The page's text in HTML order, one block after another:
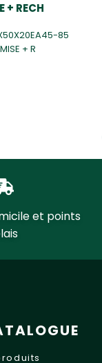
+ RECH
85
+ R
et points